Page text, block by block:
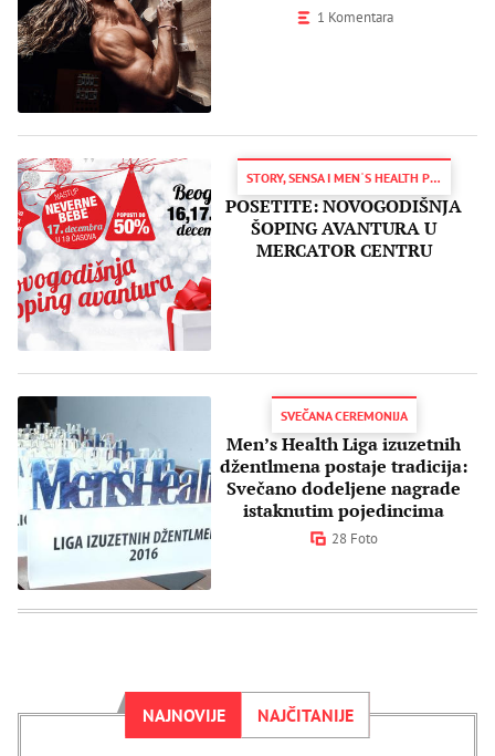
1 Komentara
STORY, SENSA I MENˈS HEALTH POZIVAJU VAS
POSETITE: NOVOGODIŠNJA
ŠOPING AVANTURA U
MERCATOR CENTRU
SVEČANA CEREMONIJA
Men’s Health Liga izuzetnih
džentlmena postaje tradicija:
Svečano dodeljene nagrade
istaknutim pojedincima
28 Foto
NAJNOVIJE NAJČITANIJE